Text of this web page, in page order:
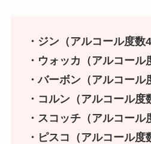
・ジン（アルコール度数
・ウォッカ（アルコール
・バーボン（アルコール
・コルン（アルコール度
・スコッチ（アルコール
・ピスコ（アルコール度